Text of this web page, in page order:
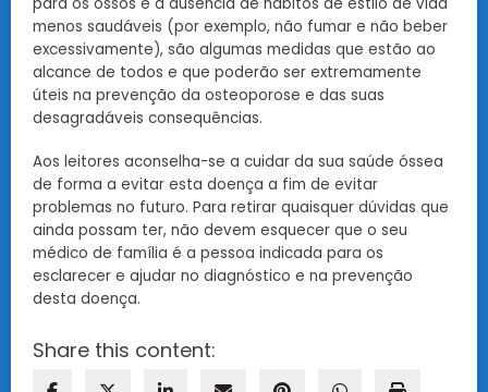
menos saudáveis (por exemplo, não fumar e não beber
excessivamente), são algumas medidas que estão ao
alcance de todos e que poderão ser extremamente
úteis na prevenção da osteoporose e das suas
desagradáveis consequências.
Aos leitores aconselha-se a cuidar da sua saúde óssea
de forma a evitar esta doença a fim de evitar
problemas no futuro. Para retirar quaisquer dúvidas que
ainda possam ter, não devem esquecer que o seu
médico de família é a pessoa indicada para os
esclarecer e ajudar no diagnóstico e na prevenção
desta doença.
Share this content: